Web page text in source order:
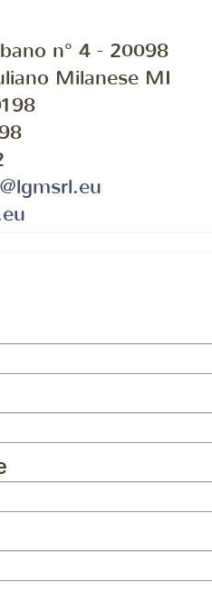
n° 4 - 20098
Milanese MI